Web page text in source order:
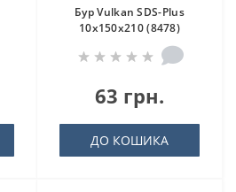
Бур Vulkan SDS-Plus
10x150x210 (8478)
63 грн.
ДО КОШИКА